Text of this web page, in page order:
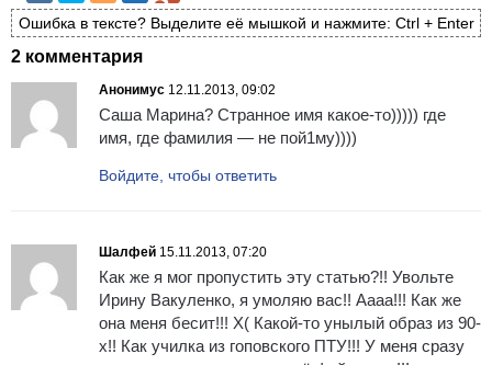
Ошибка в тексте? Выделите её мышкой и нажмите: Ctrl + Enter
2 комментария
Анонимус 12.11.2013, 09:02
Саша Марина? Странное имя какое-то))))) где
имя, где фамилия — не пой1му))))
Войдите, чтобы ответить
Шалфей 15.11.2013, 07:20
Как же я мог пропустить эту статью?!! Увольте
Ирину Вакуленко, я умоляю вас!! Аааа!!! Как же
она меня бесит!!! Х( Какой-то унылый образ из 90-
х!! Как училка из гоповского ПТУ!!! У меня сразу